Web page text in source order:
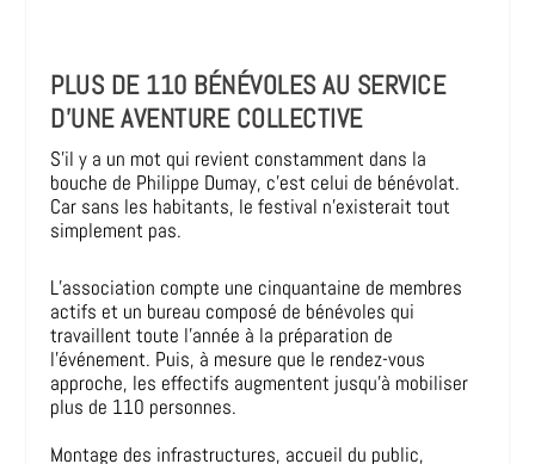
PLUS DE 110 BÉNÉVOLES AU SERVICE
D’UNE AVENTURE COLLECTIVE
S’il y a un mot qui revient constamment dans la
bouche de Philippe Dumay, c’est celui de bénévolat.
Car sans les habitants, le festival n’existerait tout
simplement pas.
L’association compte une cinquantaine de membres
actifs et un bureau composé de bénévoles qui
travaillent toute l’année à la préparation de
l’événement. Puis, à mesure que le rendez-vous
approche, les effectifs augmentent jusqu’à mobiliser
plus de 110 personnes.
Montage des infrastructures, accueil du public,